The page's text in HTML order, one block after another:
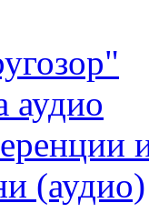
аудио
(аудио)